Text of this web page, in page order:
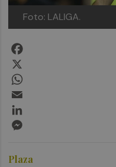
Foto: LALIGA.
Plaza